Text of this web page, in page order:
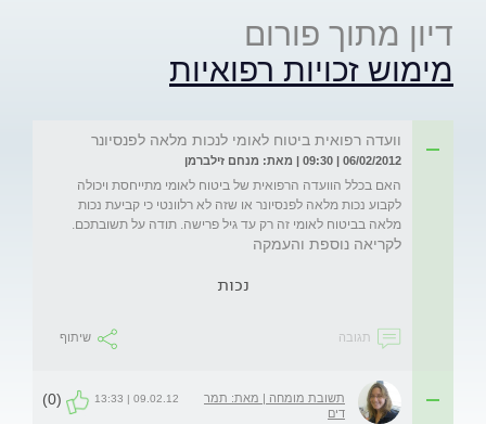
דיון מתוך פורום
מימוש זכויות רפואיות
וועדה רפואית ביטוח לאומי לנכות מלאה לפנסיונר
06/02/2012 | 09:30 | מאת: מנחם זילברמן
האם בכלל הוועדה הרפואית של ביטוח לאומי מתייחסת ויכולה
לקבוע נכות מלאה לפנסיונר או שזה לא רלוונטי כי קביעת נכות
מלאה בביטוח לאומי זה רק עד גיל פרישה. תודה על תשובתכם.
לקריאה נוספת והעמקה
נכות
תגובה שיתוף
תשובת מומחה | מאת: תמר
דים
09.02.12 | 13:33
(0)